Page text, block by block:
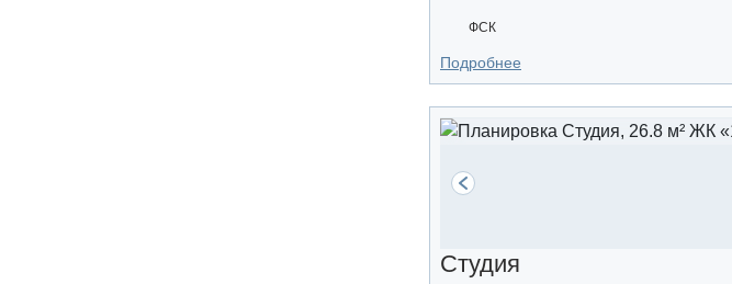
ФСК
Подробнее
Студия